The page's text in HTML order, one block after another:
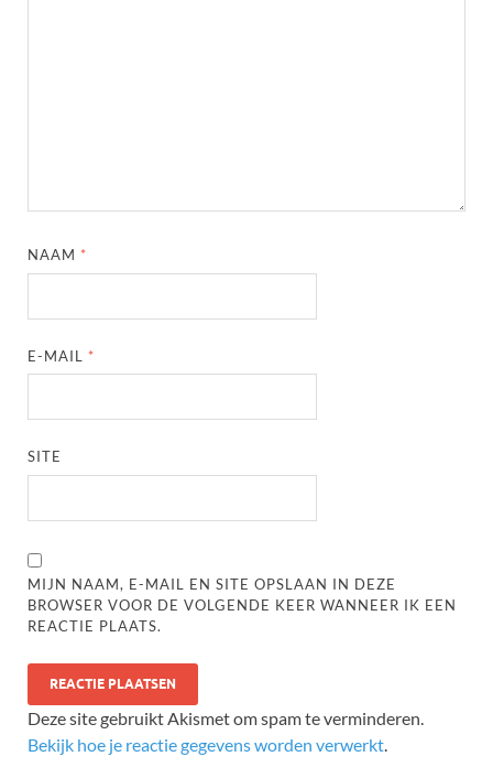
NAAM *
E-MAIL *
SITE
MIJN NAAM, E-MAIL EN SITE OPSLAAN IN DEZE
BROWSER VOOR DE VOLGENDE KEER WANNEER IK EEN
REACTIE PLAATS.
Deze site gebruikt Akismet om spam te verminderen.
Bekijk hoe je reactie gegevens worden verwerkt.